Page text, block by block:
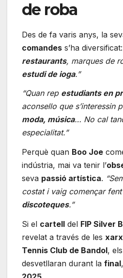
de roba
Des de fa varis anys, la
comandes s’ha diversificat:
restaurants, marques de
estudi de ioga.”
“Quan rep estudiants en
aconsello que s’interessin
moda, música… No cal
especialitat.”
Perquè quan Boo Joe
indústria, mai va tenir l’
seva passió artística.
costat i vaig començar fent
discoteques.”
Si el cartell del FIP Silver
revelat a través de les
Tennis Club de Bandol, els
desvetllaran durant la final